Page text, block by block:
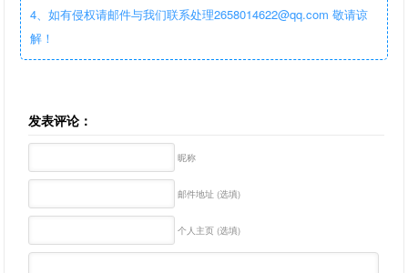
4、如有侵权请邮件与我们联系处理2658014622@qq.com 敬请谅
解！
发表评论：
昵称
邮件地址 (选填)
个人主页 (选填)